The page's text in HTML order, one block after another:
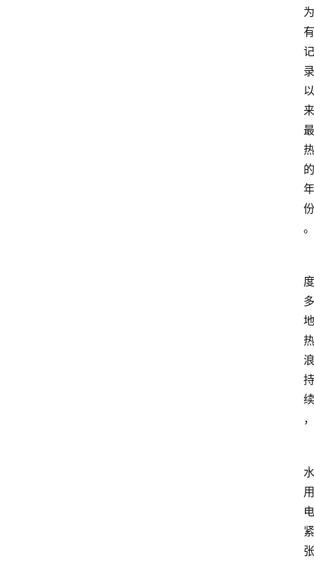
为
有
记
录
以
来
最
热
的
年
份
。
度
多
地
热
浪
持
续
，
水
用
电
紧
张